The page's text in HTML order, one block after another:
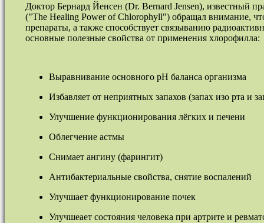
Доктор Бернард Йенсен (Dr. Bernard Jensen), известный
("The Healing Power of Chlorophyll") обращал внимание,
препараты, а также способствует связыванию
основные полезные свойства от применения хлорофилла:
Выравнивание основного рН баланса организма
Избавляет от неприятных запахов (запах изо рта и
Улучшение функционирования лёгких и печени
Облегчение астмы
Снимает ангину (фарингит)
Антибактериальные свойства, снятие воспалений
Улучшает функционирование почек
Улучшеает состояния человека при артрите и